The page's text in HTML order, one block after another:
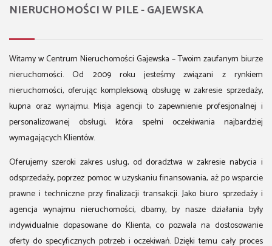
NIERUCHOMOŚCI W PILE - GAJEWSKA
Witamy w Centrum Nieruchomości Gajewska – Twoim zaufanym biurze
nieruchomości. Od 2009 roku jesteśmy związani z rynkiem
nieruchomości, oferując kompleksową obsługę w zakresie sprzedaży,
kupna oraz wynajmu. Misja agencji to zapewnienie profesjonalnej i
personalizowanej obsługi, która spełni oczekiwania najbardziej
wymagających Klientów.
Oferujemy szeroki zakres usług, od doradztwa w zakresie nabycia i
odsprzedaży, poprzez pomoc w uzyskaniu finansowania, aż po wsparcie
prawne i techniczne przy finalizacji transakcji. Jako biuro sprzedaży i
agencja wynajmu nieruchomości, dbamy, by nasze działania były
indywidualnie dopasowane do Klienta, co pozwala na dostosowanie
oferty do specyficznych potrzeb i oczekiwań. Dzięki temu cały proces